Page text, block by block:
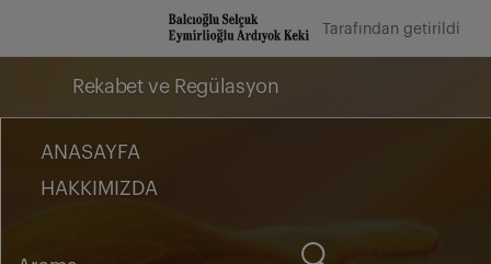
geç
Tarafından getirildi
Rekabet ve Regülasyon
ANASAYFA
HAKKIMIZDA